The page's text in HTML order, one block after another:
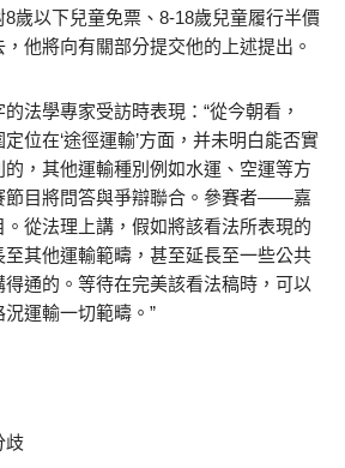
歲以下兒童免票、8-18歲兒童履行半價
他將向有關部分提交他的上述提出。
法學專家受訪時表現：“從今朝看，
定位在‘途徑運輸’方面，并未明白能否實
，其他運輸種別例如水運、空運等方
節目將問答與爭辯聯合。參賽者——嘉
從法理上講，假如將該看法所表現的
至其他運輸範疇，甚至延長至一些公共
通的。等待在完美該看法稿時，可以
運輸一切範疇。”
歧